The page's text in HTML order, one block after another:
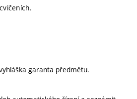
garanta předmětu.